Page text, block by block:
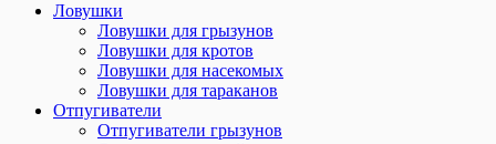
Ловушки
Ловушки для грызунов
Ловушки для кротов
Ловушки для насекомых
Ловушки для тараканов
Отпугиватели
Отпугиватели грызунов